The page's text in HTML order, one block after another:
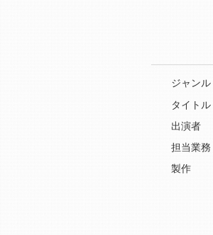
ジャンル
タイトル
出演者
担当業務
製作